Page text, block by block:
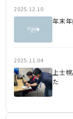
2025.12.10
年末
2025.11.04
上士
た